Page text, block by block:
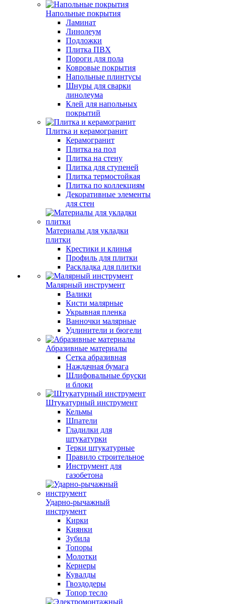
Напольные покрытия
Ламинат
Линолеум
Подложки
Плитка ПВХ
Пороги для пола
Ковровые покрытия
Напольные плинтусы
Шнуры для сварки
линолеума
Клей для напольных
покрытий
Плитка и керамогранит
Керамогранит
Плитка на пол
Плитка на стену
Плитка для ступеней
Плитка термостойкая
Плитка по коллекциям
Декоративные элементы
для стен
Материалы для укладки
плитки
Крестики и клинья
Профиль для плитки
Раскладка для плитки
Малярный инструмент
Валики
Кисти малярные
Укрывная пленка
Ванночки малярные
Удлинители и бюгели
Абразивные материалы
Сетка абразивная
Наждачная бумага
Шлифовальные бруски
и блоки
Штукатурный инструмент
Кельмы
Шпатели
Гладилки для
штукатурки
Терки штукатурные
Правило строительное
Инструмент для
газобетона
Ударно-рычажный
инструмент
Кирки
Киянки
Зубила
Топоры
Молотки
Кернеры
Кувалды
Гвоздодеры
Топор тесло